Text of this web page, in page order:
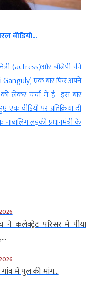
वीडियो...
(actress)और बीजेपी की
Ganguly) एक बार फिर अपने
लेकर चर्चा में हैं। इस बार
एक वीडियो पर प्रतिक्रिया दी
लड़की प्रधानमंत्री के
ने कलेक्ट्रेट परिसर में पीया
में पुल की मांग...